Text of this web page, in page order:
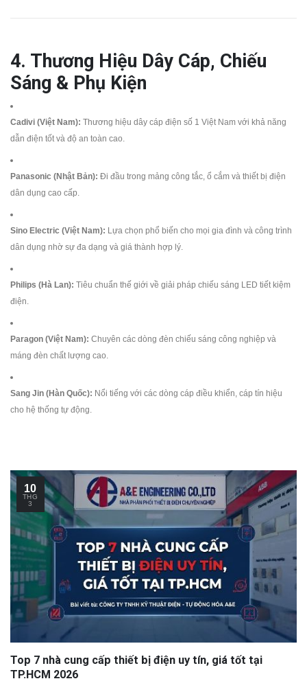
4. Thương Hiệu Dây Cáp, Chiếu
Sáng & Phụ Kiện
Cadivi (Việt Nam): Thương hiệu dây cáp điện số 1 Việt Nam với khả năng
dẫn điện tốt và độ an toàn cao.
Panasonic (Nhật Bản): Đi đầu trong mảng công tắc, ổ cắm và thiết bị điện
dân dụng cao cấp.
Sino Electric (Việt Nam): Lựa chọn phổ biến cho mọi gia đình và công trình
dân dụng nhờ sự đa dạng và giá thành hợp lý.
Philips (Hà Lan): Tiêu chuẩn thế giới về giải pháp chiếu sáng LED tiết kiệm
điện.
Paragon (Việt Nam): Chuyên các dòng đèn chiếu sáng công nghiệp và
máng đèn chất lượng cao.
Sang Jin (Hàn Quốc): Nổi tiếng với các dòng cáp điều khiển, cáp tín hiệu
cho hệ thống tự động.
10
THG
3
Top 7 nhà cung cấp thiết bị điện uy tín, giá tốt tại
TP.HCM 2026